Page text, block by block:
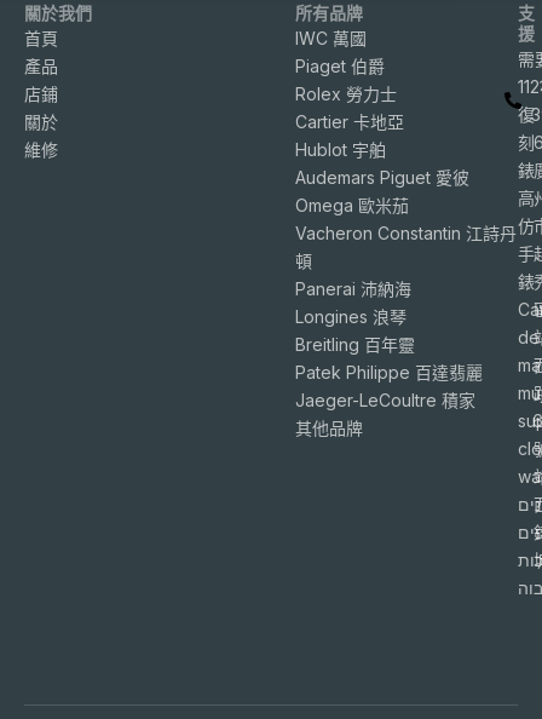
關於我們
首頁
產品
店鋪
關於
維修
所有品牌
IWC 萬國
Piaget 伯爵
Rolex 勞力士
Cartier 卡地亞
Hublot 宇舶
Audemars Piguet 愛彼
Omega 歐米茄
Vacheron Constantin 江詩丹
頓
Panerai 沛納海
Longines 浪琴
Breitling 百年靈
Patek Philippe 百達翡麗
Jaeger-LeCoultre 積家
其他品牌
支
援
需
復
刻
錶
高
仿
手
錶
de